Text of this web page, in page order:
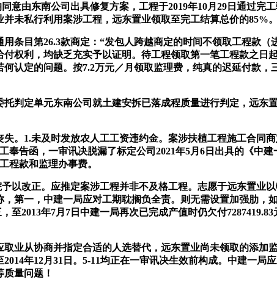
意由东南公司出具修复方案，工程于2019年10月29日通过完
未私行利用案涉工程，远东置业领取至完工结算总价的85%。
目第26.3款商定：“发包人跨越商定的时间不领取工程款（
权利，均缺乏充实予以证明。待工程领取第一笔工程款之日
认定的问题。按7.2万元／月领取监理费，纯真的迟延付款
定单元东南公司就土建安拆已落成程质量进行判定，远东
1.未及时发放农人工工资违约金。案涉扶植工程施工合同
奉告函，一审讯决脱漏了标定公司2021年5月6日出具的《中
程款和监理办事费。
改正。应推定案涉工程并非不及格工程。志愿于远东置业
第一，中建一局应对工期耽搁负全责。则无需设置加强肋
至2013年7月7日中建一局再次已完成产值时仍欠付
从协商并指定合适的人选替代，远东置业尚未领取的添加
年12月31日。5-11均正在一审讯决生效前构成。中建一
量问题！